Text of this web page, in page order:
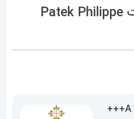
مشکی صفحه ابی دی دیت Patek Philippe